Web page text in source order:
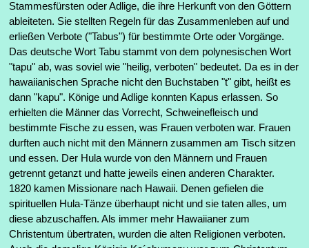
Stammesfürsten oder Adlige, die ihre Herkunft von den Göttern
ableiteten. Sie stellten Regeln für das Zusammenleben auf und
erließen Verbote ("Tabus") für bestimmte Orte oder Vorgänge.
Das deutsche Wort Tabu stammt von dem polynesischen Wort
"tapu" ab, was soviel wie "heilig, verboten" bedeutet. Da es in der
hawaiianischen Sprache nicht den Buchstaben "t" gibt, heißt es
dann "kapu". Könige und Adlige konnten Kapus erlassen. So
erhielten die Männer das Vorrecht, Schweinefleisch und
bestimmte Fische zu essen, was Frauen verboten war. Frauen
durften auch nicht mit den Männern zusammen am Tisch sitzen
und essen. Der Hula wurde von den Männern und Frauen
getrennt getanzt und hatte jeweils einen anderen Charakter.
1820 kamen Missionare nach Hawaii. Denen gefielen die
spirituellen Hula-Tänze überhaupt nicht und sie taten alles, um
diese abzuschaffen. Als immer mehr Hawaiianer zum
Christentum übertraten, wurden die alten Religionen verboten.